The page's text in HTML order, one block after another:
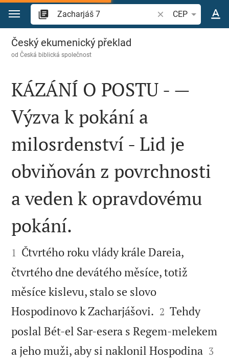
Přejít na obsah
Vyhledat biblický
CEP
Zacharjáš 7
Český ekumenický překlad
odČeská biblická společnost

KÁZÁNÍ O POSTU - —
Výzva k pokání a
milosrdenství - Lid je
obviňován z povrchnosti
a veden k opravdovému
pokání.

1 Čtvrtého roku vlády krále Dareia,
čtvrtého dne devátého měsíce, totiž
měsíce kislevu, stalo se slovo
Hospodinovo k Zacharjášovi. 

2 Tehdy
poslal Bét-el Sar-esera s Regem-melekem
a jeho muži, aby si naklonil Hospodina 

3